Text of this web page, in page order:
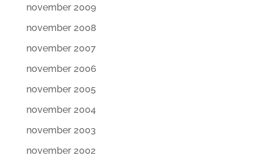
november 2009
november 2008
november 2007
november 2006
november 2005
november 2004
november 2003
november 2002